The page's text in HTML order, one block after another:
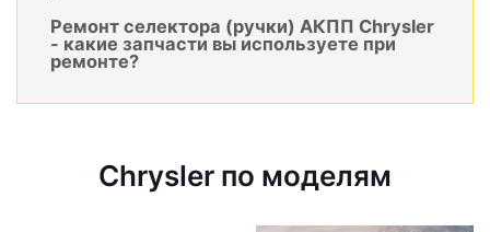
Ремонт селектора (ручки) АКПП Chrysler
- какие запчасти вы используете при
ремонте?
Chrysler по моделям